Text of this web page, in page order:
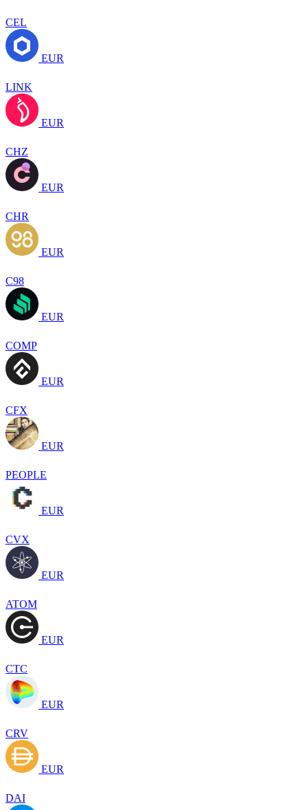
CEL
EUR
LINK
EUR
CHZ
EUR
CHR
EUR
C98
EUR
COMP
EUR
CFX
EUR
PEOPLE
EUR
CVX
EUR
ATOM
EUR
CTC
EUR
CRV
EUR
DAI